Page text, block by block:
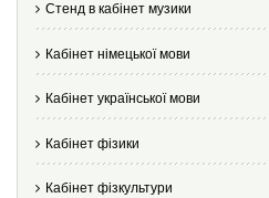
Стенд в кабінет музики
Кабінет німецької мови
Кабінет української мови
Кабінет фізики
Кабінет фізкультури